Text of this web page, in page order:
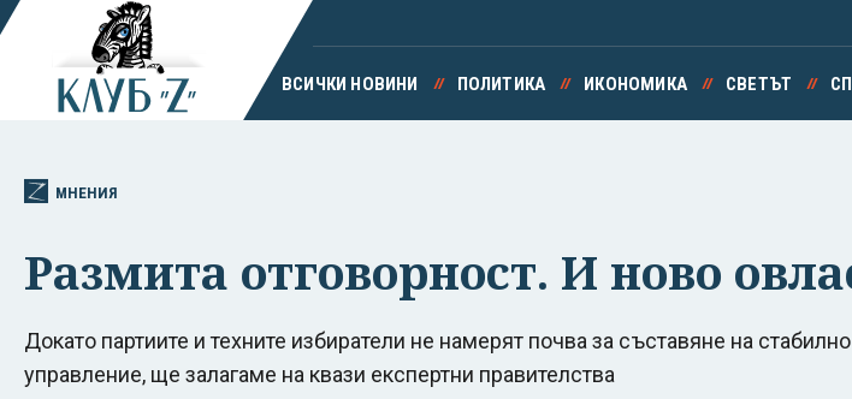
ВСИЧКИ НОВИНИ ПОЛИТИКА ИКОНОМИКА СВЕТЪТ
МНЕНИЯ
Размита отговорност. И ново
Докато партиите и техните избиратели не намерят почва за съставяне на стабилно
управление, ще залагаме на квази експертни правителства